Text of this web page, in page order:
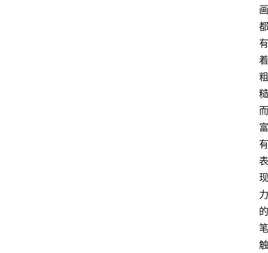
画
都
有
着
粗
糙
而
富
有
表
现
力
的
笔
触